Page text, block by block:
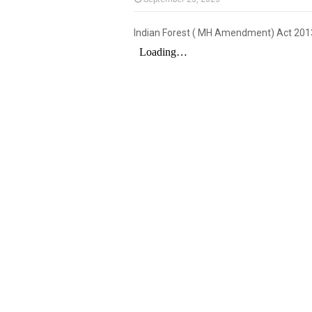
Indian Forest ( MH Amendment) Act